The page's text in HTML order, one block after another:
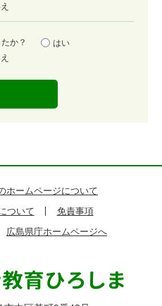
たか？
はい
ホームページについて
ついて
免責事項
広島県庁ホームページへ